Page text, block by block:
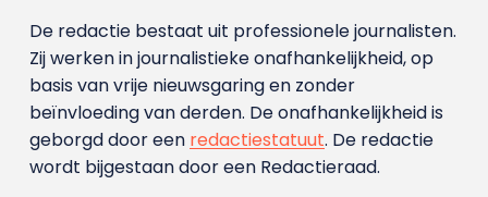
De redactie bestaat uit professionele journalisten.
Zij werken in journalistieke onafhankelijkheid, op
basis van vrije nieuwsgaring en zonder
beïnvloeding van derden. De onafhankelijkheid is
geborgd door een redactiestatuut. De redactie
wordt bijgestaan door een Redactieraad.